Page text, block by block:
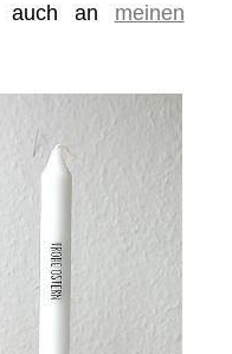
auch an meinen